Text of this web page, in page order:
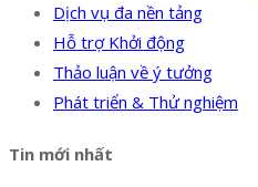
Dịch vụ đa nền tảng
Hỗ trợ Khởi động
Thảo luận về ý tưởng
Phát triển & Thử nghiệm
Tin mới nhất